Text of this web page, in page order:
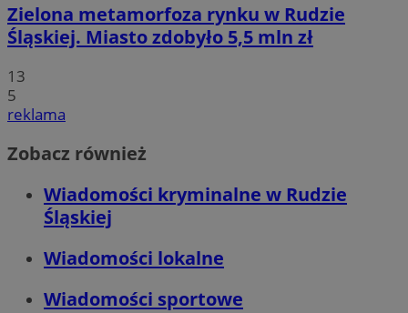
Zielona metamorfoza rynku w Rudzie
Śląskiej. Miasto zdobyło 5,5 mln zł
13
5
reklama
Zobacz również
Wiadomości kryminalne w Rudzie
Śląskiej
Wiadomości lokalne
Wiadomości sportowe